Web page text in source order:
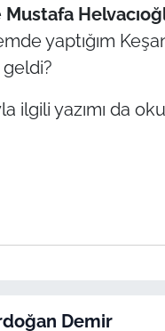
Mustafa
yaptığım
ilgili yazımı da
Demir